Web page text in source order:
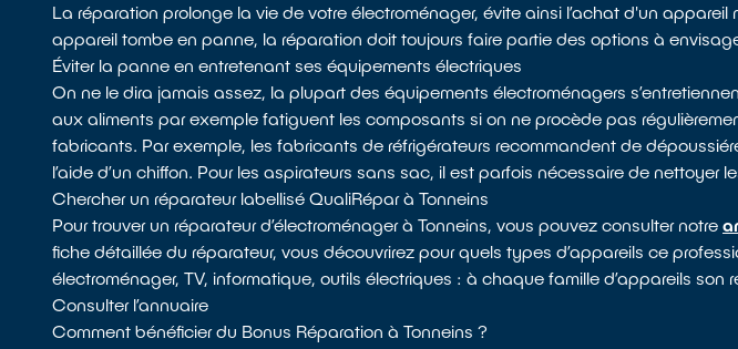
La réparation prolonge la vie de votre électroménager, évite ainsi l’achat d'un appareil
appareil tombe en panne, la réparation doit toujours faire partie des options à
Éviter la panne en entretenant ses équipements électriques
On ne le dira jamais assez, la plupart des équipements électroménagers
aux aliments par exemple fatiguent les composants si on ne procède pas
fabricants. Par exemple, les fabricants de réfrigérateurs recommandent de
l’aide d’un chiffon. Pour les aspirateurs sans sac, il est parfois nécessaire de nettoyer
Chercher un réparateur labellisé QualiRépar à Tonneins
Pour trouver un réparateur d’électroménager à Tonneins, vous pouvez consulter notre
fiche détaillée du réparateur, vous découvrirez pour quels types d’appareils ce
électroménager, TV, informatique, outils électriques : à chaque famille d’appareils son
Consulter l’annuaire
Comment bénéficier du Bonus Réparation à Tonneins ?